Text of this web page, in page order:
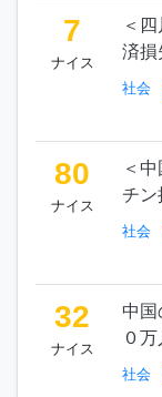
7
ナイス
＜
済損
社会
80
ナイス
＜
チン
社会
32
ナイス
中国
０万
社会